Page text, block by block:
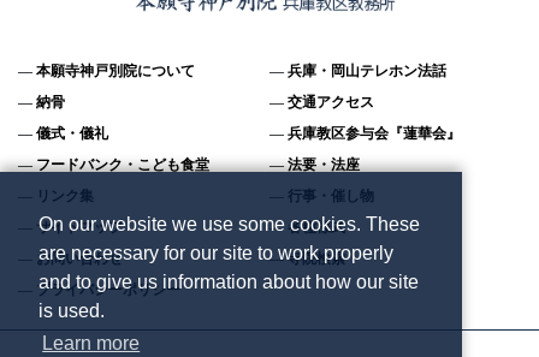
本願寺神戸別院について
兵庫・岡山テレホン法話
納骨
交通アクセス
儀式・儀礼
兵庫教区参与会『蓮華会』
フードバンク・こども食堂
法要・法座
リンク集
行事・催し物
サイトマップ
各種様式
お問い合わせ
寺院検索
プライバシーポリシー
On our website we use some cookies. These
are necessary for our site to work properly
and to give us information about how our site
is used.
Learn more